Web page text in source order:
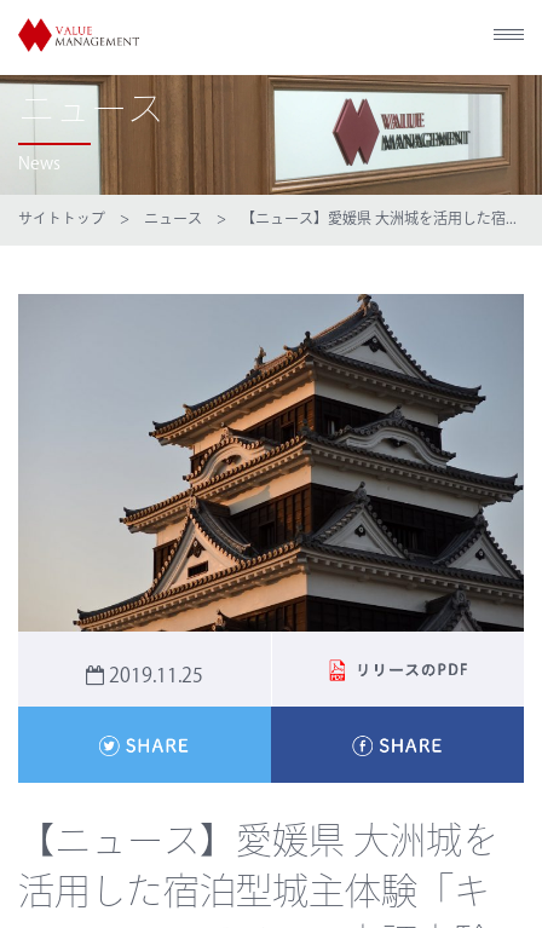
ニュース
News
サイトトップ > ニュース > 【ニュース】愛媛県 大洲城を活用した宿...
2019.11.25
【ニュース】愛媛県 大洲城を
活用した宿泊型城主体験「キ